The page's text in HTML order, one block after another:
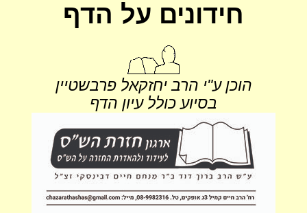
חידונים על הדף
הוכן ע"י הרב יחזקאל פרבשטיין
בסיוע כולל עיון הדף